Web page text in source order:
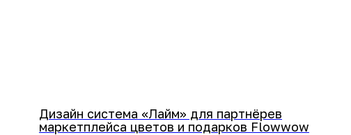
Дизайн система «Лайм» для партнёрев
маркетплейса цветов и подарков Flowwow